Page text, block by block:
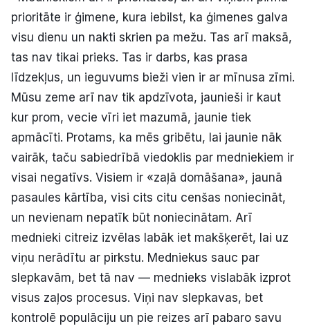
prioritāte ir ģimene, kura iebilst, ka ģimenes galva
visu dienu un nakti skrien pa mežu. Tas arī maksā,
tas nav tikai prieks. Tas ir darbs, kas prasa
līdzekļus, un ieguvums bieži vien ir ar mīnusa zīmi.
Mūsu zeme arī nav tik apdzīvota, jaunieši ir kaut
kur prom, vecie vīri iet mazumā, jaunie tiek
apmācīti. Protams, ka mēs gribētu, lai jaunie nāk
vairāk, taču sabiedrībā viedoklis par medniekiem ir
visai negatīvs. Visiem ir «zaļā domāšana», jaunā
pasaules kārtība, visi cits citu cenšas noniecināt,
un nevienam nepatīk būt noniecinātam. Arī
mednieki citreiz izvēlas labāk iet makšķerēt, lai uz
viņu nerādītu ar pirkstu. Medniekus sauc par
slepkavām, bet tā nav — mednieks vislabāk izprot
visus zaļos procesus. Viņi nav slepkavas, bet
kontrolē populāciju un pie reizes arī pabaro savu